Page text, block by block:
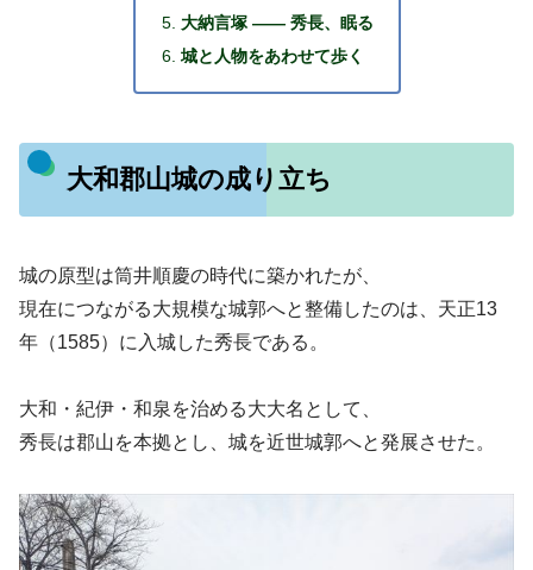
大納言塚 ―― 秀長、眠る
城と人物をあわせて歩く
大和郡山城の成り立ち
城の原型は筒井順慶の時代に築かれたが、
現在につながる大規模な城郭へと整備したのは、天正13
年（1585）に入城した秀長である。
大和・紀伊・和泉を治める大大名として、
秀長は郡山を本拠とし、城を近世城郭へと発展させた。